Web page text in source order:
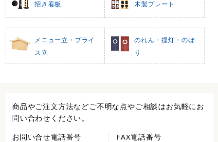
招き看板 木製プレート
メニュー立・プライ
ス立
のれん・提灯・のぼ
り
商品やご注文方法などご不明な点やご相談はお気軽にお
問い合わせください。
お問い合せ電話番号
FAX電話番号